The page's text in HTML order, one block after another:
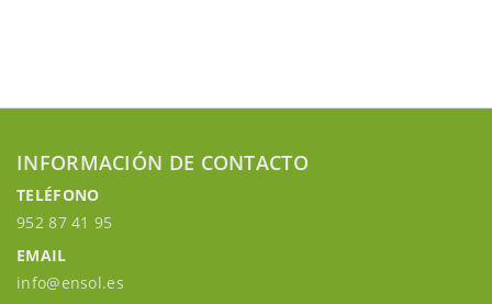
INFORMACIÓN DE CONTACTO
TELÉFONO
952 87 41 95
EMAIL
info@ensol.es